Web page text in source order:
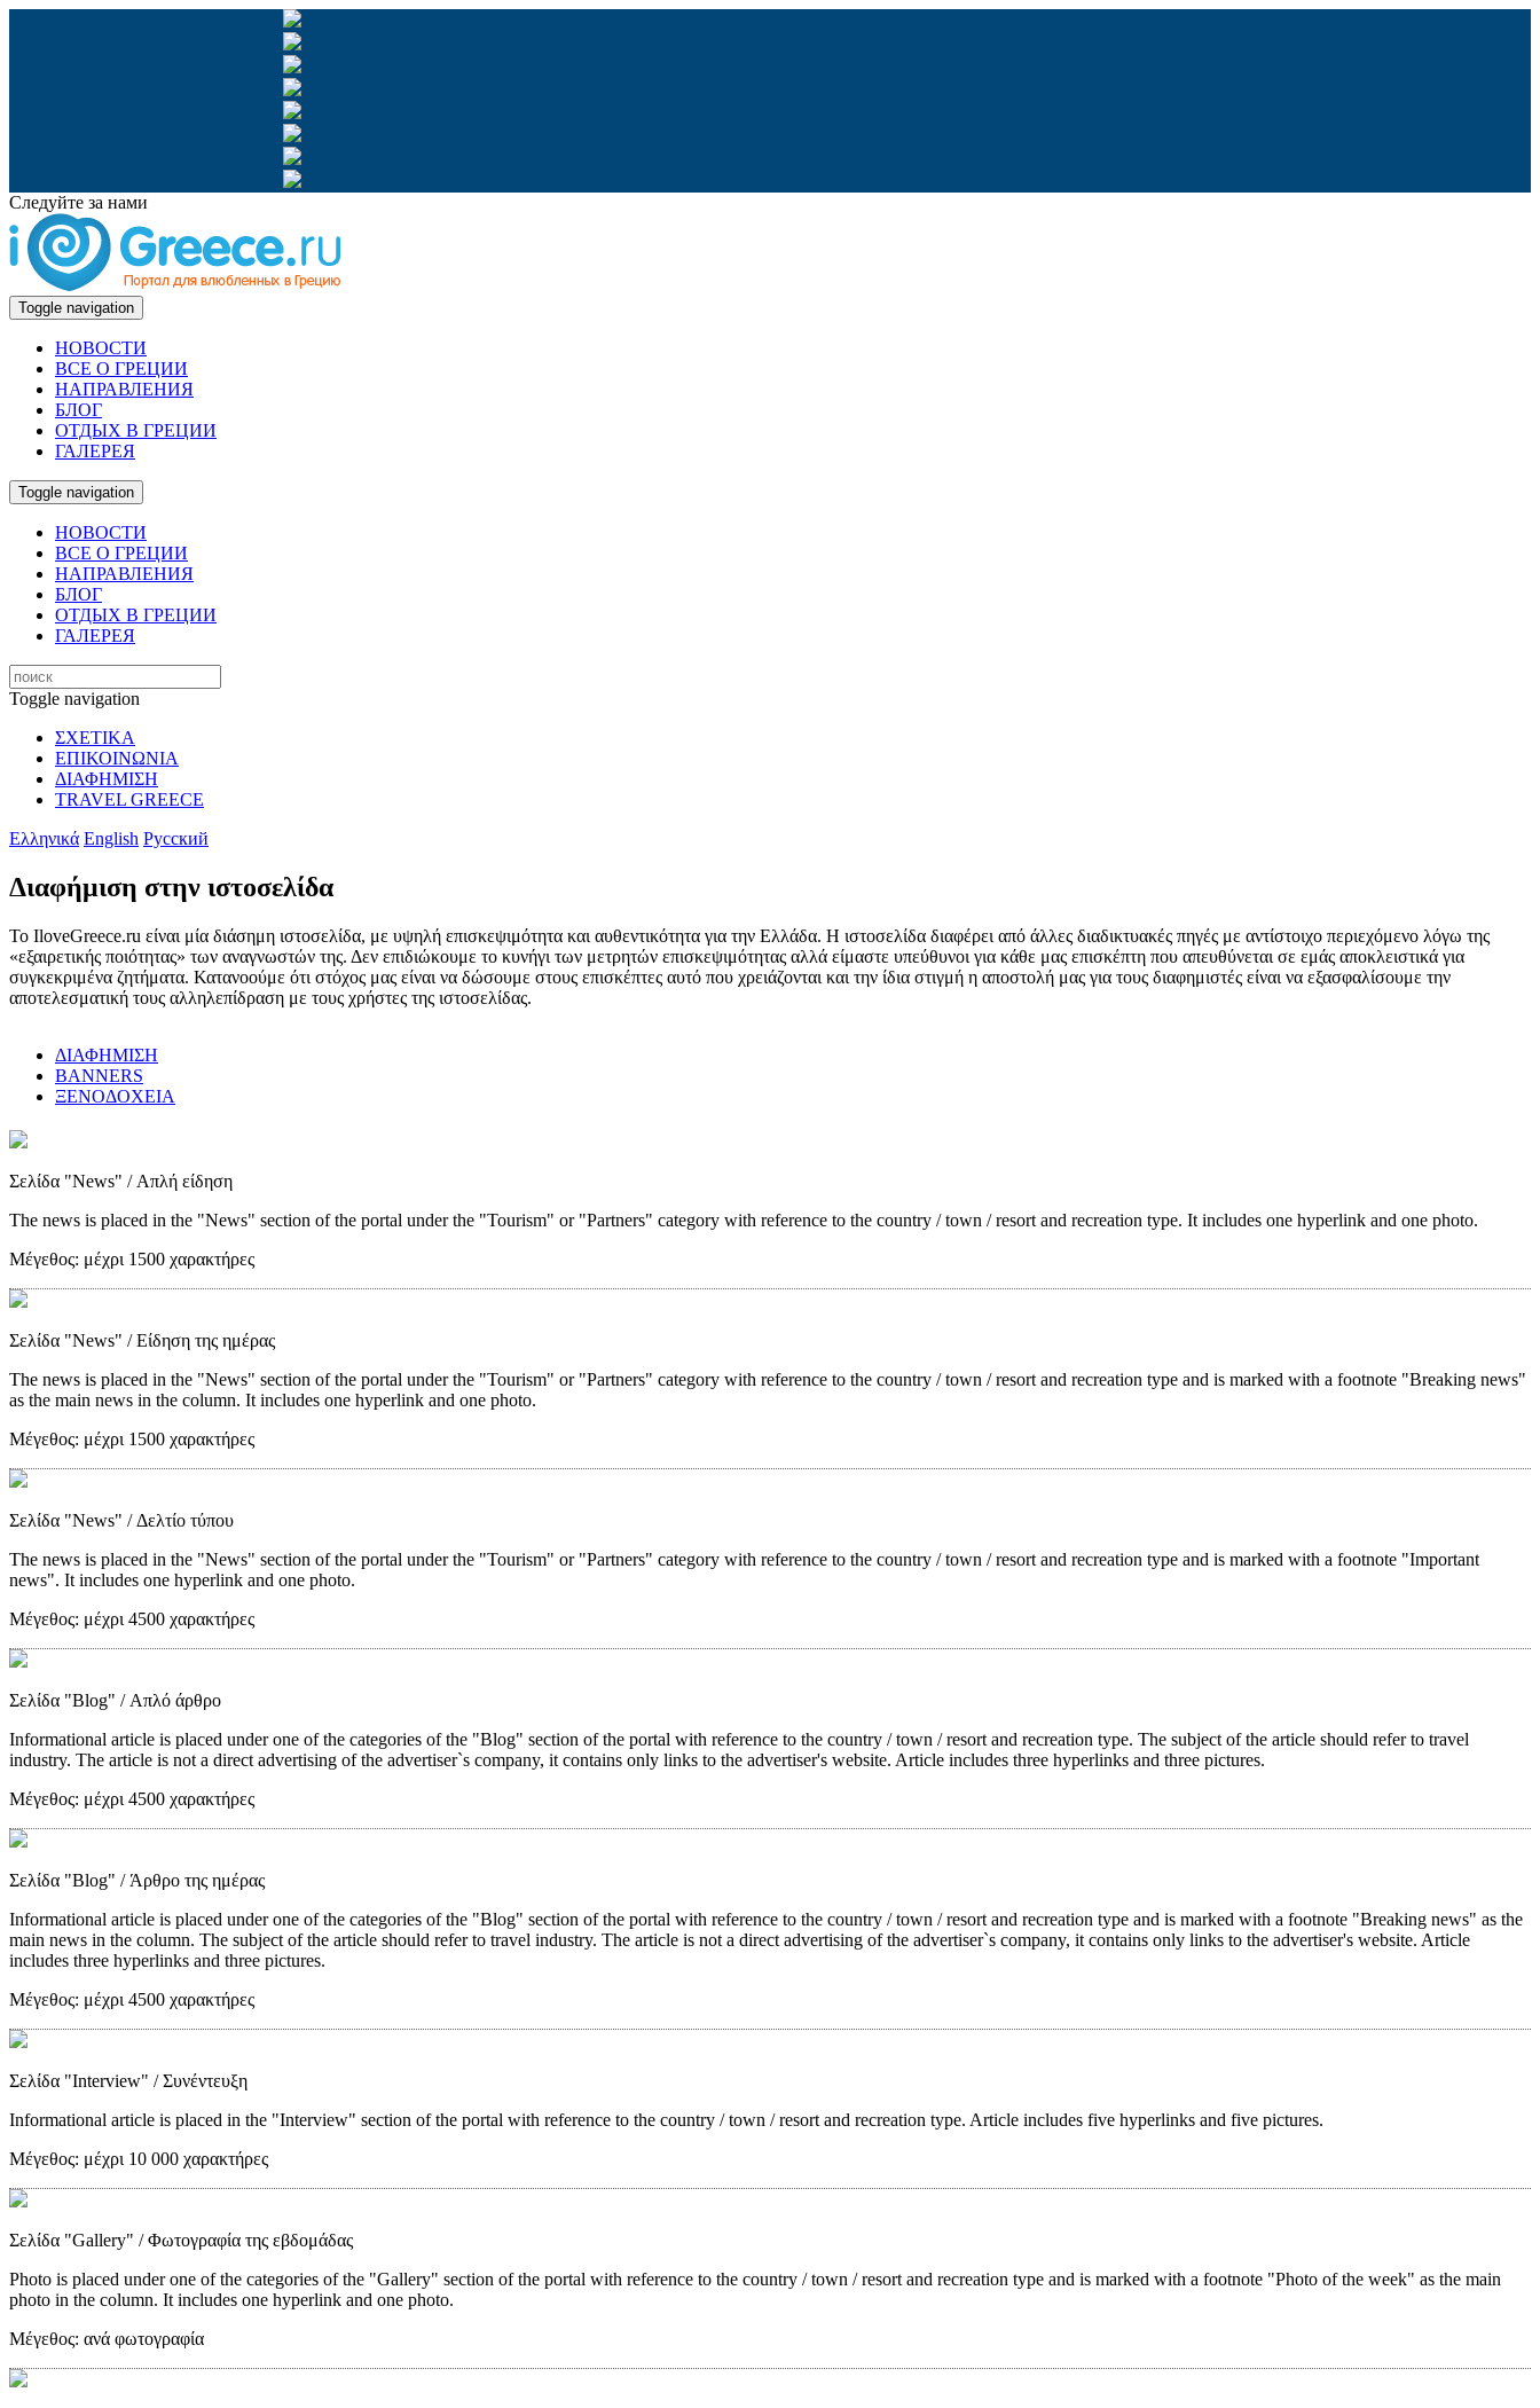
Следуйте за нами
Toggle navigation
НОВОСТИ
ВСЕ О ГРЕЦИИ
НАПРАВЛЕНИЯ
БЛОГ
ОТДЫХ В ГРЕЦИИ
ГАЛЕРЕЯ
Toggle navigation
НОВОСТИ
ВСЕ О ГРЕЦИИ
НАПРАВЛЕНИЯ
БЛОГ
ОТДЫХ В ГРЕЦИИ
ГАЛЕРЕЯ
Toggle navigation
ΣΧΕΤΙΚΑ
ΕΠΙΚΟΙΝΩΝΙΑ
ΔΙΑΦΗΜΙΣΗ
TRAVEL GREECE
Ελληνικά English Русский
Διαφήμιση στην ιστοσελίδα
Το IloveGreece.ru είναι μία διάσημη ιστοσελίδα, με υψηλή επισκεψιμότητα και αυθεντικότητα για την Ελλάδα. Η ιστοσελίδα διαφέρει από άλλες διαδικτυακές πηγές με αντίστοιχο περιεχόμενο λόγω της
«εξαιρετικής ποιότητας» των αναγνωστών της. Δεν επιδιώκουμε το κυνήγι των μετρητών επισκεψιμότητας αλλά είμαστε υπεύθυνοι για κάθε μας επισκέπτη που απευθύνεται σε εμάς αποκλειστικά για
συγκεκριμένα ζητήματα. Κατανοούμε ότι στόχος μας είναι να δώσουμε στους επισκέπτες αυτό που χρειάζονται και την ίδια στιγμή η αποστολή μας για τους διαφημιστές είναι να εξασφαλίσουμε την
αποτελεσματική τους αλληλεπίδραση με τους χρήστες της ιστοσελίδας.
ΔΙΑΦΗΜΙΣΗ
BANNERS
ΞΕΝΟΔΟΧΕΙΑ
Σελίδα "News" / Απλή είδηση
The news is placed in the "News" section of the portal under the "Tourism" or "Partners" category with reference to the country / town / resort and recreation type. It includes one hyperlink and one photo.
Μέγεθος: μέχρι 1500 χαρακτήρες
Σελίδα "News" / Είδηση της ημέρας
The news is placed in the "News" section of the portal under the "Tourism" or "Partners" category with reference to the country / town / resort and recreation type and is marked with a footnote "Breaking news"
as the main news in the column. It includes one hyperlink and one photo.
Μέγεθος: μέχρι 1500 χαρακτήρες
Σελίδα "News" / Δελτίο τύπου
The news is placed in the "News" section of the portal under the "Tourism" or "Partners" category with reference to the country / town / resort and recreation type and is marked with a footnote "Important
news". It includes one hyperlink and one photo.
Μέγεθος: μέχρι 4500 χαρακτήρες
Σελίδα "Blog" / Απλό άρθρο
Informational article is placed under one of the categories of the "Blog" section of the portal with reference to the country / town / resort and recreation type. The subject of the article should refer to travel
industry. The article is not a direct advertising of the advertiser`s company, it contains only links to the advertiser's website. Article includes three hyperlinks and three pictures.
Μέγεθος: μέχρι 4500 χαρακτήρες
Σελίδα "Blog" / Άρθρο της ημέρας
Informational article is placed under one of the categories of the "Blog" section of the portal with reference to the country / town / resort and recreation type and is marked with a footnote "Breaking news" as the
main news in the column. The subject of the article should refer to travel industry. The article is not a direct advertising of the advertiser`s company, it contains only links to the advertiser's website. Article
includes three hyperlinks and three pictures.
Μέγεθος: μέχρι 4500 χαρακτήρες
Σελίδα "Interview" / Συνέντευξη
Informational article is placed in the "Interview" section of the portal with reference to the country / town / resort and recreation type. Article includes five hyperlinks and five pictures.
Μέγεθος: μέχρι 10 000 χαρακτήρες
Σελίδα "Gallery" / Φωτογραφία της εβδομάδας
Photo is placed under one of the categories of the "Gallery" section of the portal with reference to the country / town / resort and recreation type and is marked with a footnote "Photo of the week" as the main
photo in the column. It includes one hyperlink and one photo.
Μέγεθος: ανά φωτογραφία